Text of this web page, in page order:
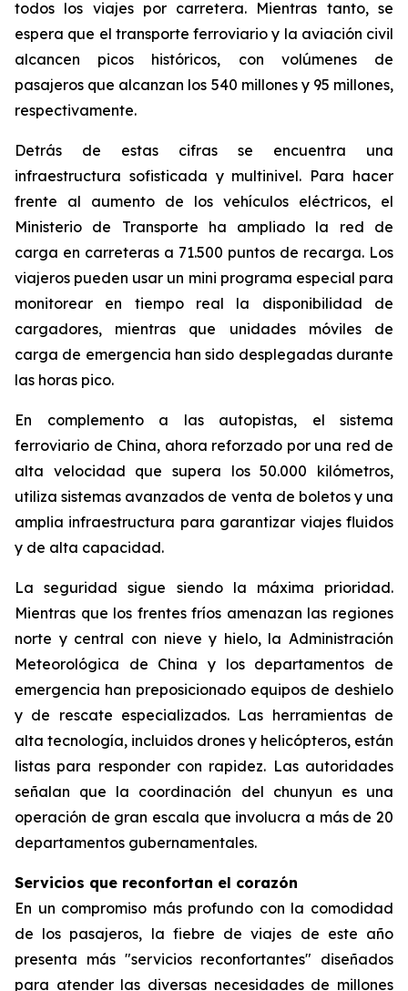
todos los viajes por carretera. Mientras tanto, se
espera que el transporte ferroviario y la aviación civil
alcancen picos históricos, con volúmenes de
pasajeros que alcanzan los 540 millones y 95 millones,
respectivamente.
Detrás de estas cifras se encuentra una
infraestructura sofisticada y multinivel. Para hacer
frente al aumento de los vehículos eléctricos, el
Ministerio de Transporte ha ampliado la red de
carga en carreteras a 71.500 puntos de recarga. Los
viajeros pueden usar un mini programa especial para
monitorear en tiempo real la disponibilidad de
cargadores, mientras que unidades móviles de
carga de emergencia han sido desplegadas durante
las horas pico.
En complemento a las autopistas, el sistema
ferroviario de China, ahora reforzado por una red de
alta velocidad que supera los 50.000 kilómetros,
utiliza sistemas avanzados de venta de boletos y una
amplia infraestructura para garantizar viajes fluidos
y de alta capacidad.
La seguridad sigue siendo la máxima prioridad.
Mientras que los frentes fríos amenazan las regiones
norte y central con nieve y hielo, la Administración
Meteorológica de China y los departamentos de
emergencia han preposicionado equipos de deshielo
y de rescate especializados. Las herramientas de
alta tecnología, incluidos drones y helicópteros, están
listas para responder con rapidez. Las autoridades
señalan que la coordinación del chunyun es una
operación de gran escala que involucra a más de 20
departamentos gubernamentales.
Servicios que reconfortan el corazón
En un compromiso más profundo con la comodidad
de los pasajeros, la fiebre de viajes de este año
presenta más "servicios reconfortantes" diseñados
para atender las diversas necesidades de millones